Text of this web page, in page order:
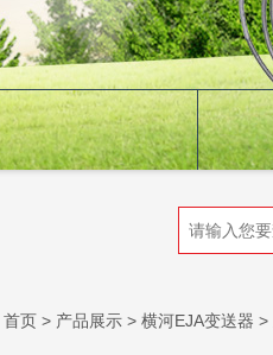
首页 > 产品展示 > 横河EJA变送器 >